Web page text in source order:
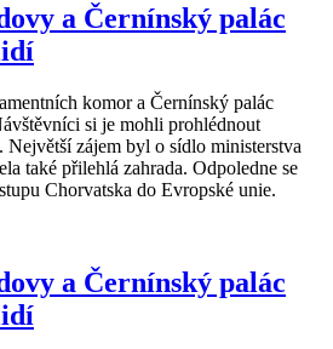
a Černínský palác
komor a Černínský palác
si je mohli prohlédnout
zájem byl o sídlo ministerstva
také přilehlá zahrada. Odpoledne se
Chorvatska do Evropské unie.
a Černínský palác